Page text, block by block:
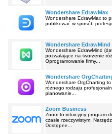
Wondershare EdrawMax
Wondershare EdrawMax to
publikować w sposób
Wondershare EdrawMind
Wondershare EdrawMind
pozwalające na tworzenie
Oprogramowanie firmy...
Wondershare
Wondershare OrgCharting
różnego rodzaju
planowanie...
Zoom Business
Zoom to intuicyjny program
czasie rzeczywistym.
Dostępne...